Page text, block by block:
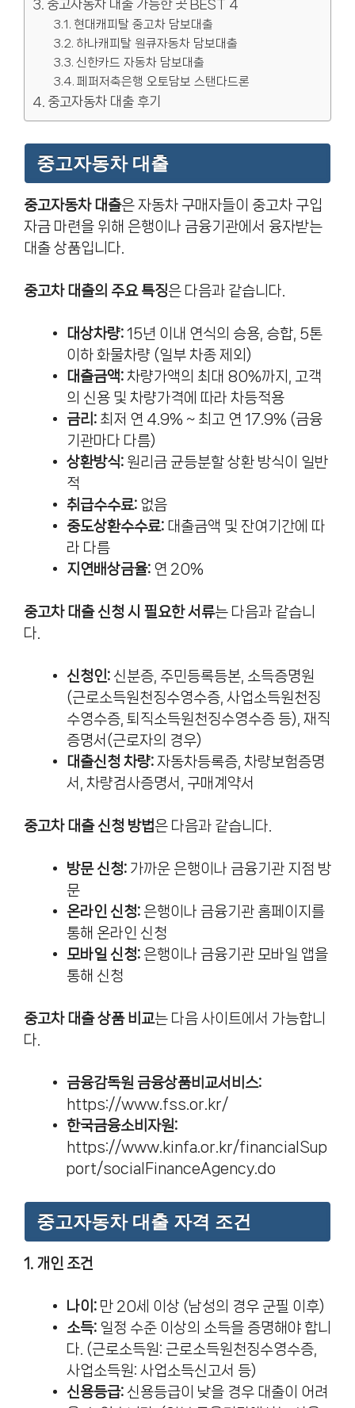
중고자동차 대출 가능한 곳 BEST 4
현대캐피탈 중고차 담보대출
하나캐피탈 원큐자동차 담보대출
신한카드 자동차 담보대출
페퍼저축은행 오토담보 스탠다드론
중고자동차 대출 후기
중고자동차 대출
중고자동차 대출은 자동차 구매자들이 중고차 구입
자금 마련을 위해 은행이나 금융기관에서 융자받는
대출 상품입니다.
중고차 대출의 주요 특징은 다음과 같습니다.
대상차량: 15년 이내 연식의 승용, 승합, 5톤
이하 화물차량 (일부 차종 제외)
대출금액: 차량가액의 최대 80%까지, 고객
의 신용 및 차량가격에 따라 차등적용
금리: 최저 연 4.9% ~ 최고 연 17.9% (금융
기관마다 다름)
상환방식: 원리금 균등분할 상환 방식이 일반
적
취급수수료: 없음
중도상환수수료: 대출금액 및 잔여기간에 따
라 다름
지연배상금율: 연 20%
중고차 대출 신청 시 필요한 서류는 다음과 같습니
다.
신청인: 신분증, 주민등록등본, 소득증명원
(근로소득원천징수영수증, 사업소득원천징
수영수증, 퇴직소득원천징수영수증 등), 재직
증명서(근로자의 경우)
대출신청 차량: 자동차등록증, 차량보험증명
서, 차량검사증명서, 구매계약서
중고차 대출 신청 방법은 다음과 같습니다.
방문 신청: 가까운 은행이나 금융기관 지점 방
문
온라인 신청: 은행이나 금융기관 홈페이지를
통해 온라인 신청
모바일 신청: 은행이나 금융기관 모바일 앱을
통해 신청
중고차 대출 상품 비교는 다음 사이트에서 가능합니
다.
금융감독원 금융상품비교서비스:
https://www.fss.or.kr/
한국금융소비자원:
https://www.kinfa.or.kr/financialSup
port/socialFinanceAgency.do
중고자동차 대출 자격 조건
1. 개인 조건
나이: 만 20세 이상 (남성의 경우 군필 이후)
소득: 일정 수준 이상의 소득을 증명해야 합니
다. (근로소득원: 근로소득원천징수영수증,
사업소득원: 사업소득신고서 등)
신용등급: 신용등급이 낮을 경우 대출이 어려